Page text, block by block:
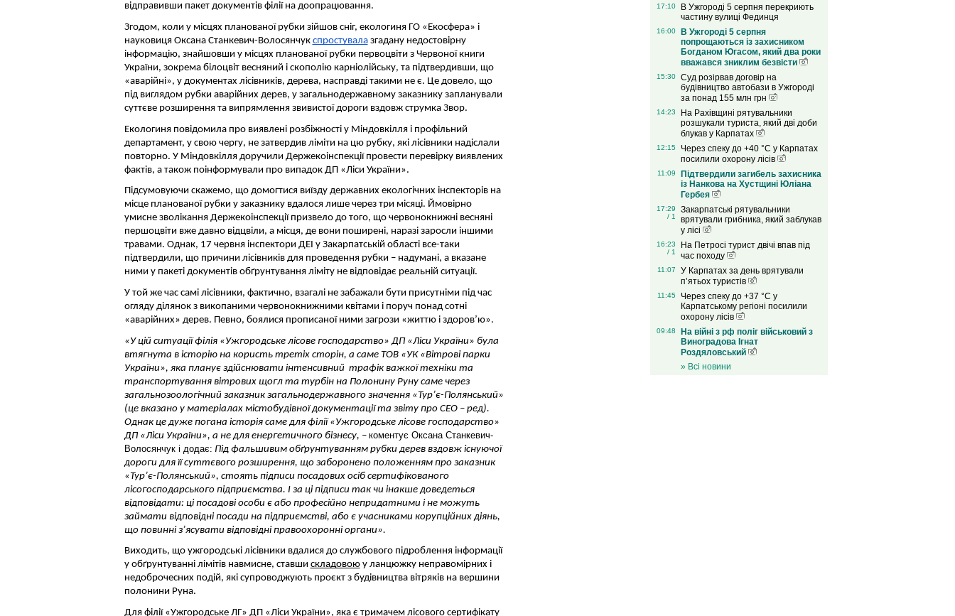
відправивши пакет документів філії на доопрацювання.
Згодом, коли у місцях планованої рубки зійшов сніг, екологиня ГО «Екосфера» і
науковиця Оксана Станкевич-Волосянчук спростувалазгадану недостовірну
інформацію, знайшовши у місцях планованої рубки первоцвіти з Червоної книги
України, зокрема білоцвіт весняний і скополію карніолійську, та підтвердивши, що
«аварійні», у документах лісівників, дерева, насправді такими не є. Це довело, що
під виглядом рубки аварійних дерев, у загальнодержавному заказнику запланували
суттєве розширення та випрямлення звивистої дороги вздовж струмка Звор.
Екологиня повідомила про виявлені розбіжності у Міндовкілля і профільний
департамент, у свою чергу, не затвердив ліміти на цю рубку, які лісівники надіслали
повторно. У Міндовкілля доручили Держекоінспекції провести перевірку виявлених
фактів, а також поінформували про випадок ДП «Ліси України».
Підсумовуючи скажемо, що домогтися виїзду державних екологічних інспекторів на
місце планованої рубки у заказнику вдалося лише через три місяці. Ймовірно
умисне зволікання Держекоінспекції призвело до того, що червонокнижні весняні
першоцвіти вже давно відцвіли, а місця, де вони поширені, наразі заросли іншими
травами. Однак, 17 червня інспектори ДЕІ у Закарпатській області все-таки
підтвердили, що причини лісівників для проведення рубки – надумані, а вказане
ними у пакеті документів обґрунтування ліміту не відповідає реальній ситуації.
У той же час самі лісівники, фактично, взагалі не забажали бути присутніми під час
огляду ділянок з викопаними червонокнижними квітами і поруч понад сотні
«аварійних» дерев. Певно, боялися прописаної ними загрози «життю і здоров’ю».
«У цій ситуації філія «Ужгородське лісове господарство» ДП «Ліси України» була
втягнута в історію на користь третіх сторін, а саме ТОВ «УК «Вітрові парки
України», яка планує здійснювати інтенсивний трафік важкої техніки та
транспортування вітрових щогл та турбін на Полонину Руну саме через
загальнозоологічний заказник загальнодержавного значення «Тур’є-Полянський»
(це вказано у матеріалах містобудівної документації та звіту про СЕО –ред).
Однак це дуже погана історія саме для філії «Ужгородське лісове господарство»
ДП «Ліси України», а не для енергетичного бізнесу, – коментує Оксана Станкевич-
Волосянчук і додає: Під фальшивим обґрунтуванням рубки дерев вздовж існуючої
дороги для її суттєвого розширення, що заборонено положенням про заказник
«Тур’є-Полянський», стоять підписи посадових осіб сертифікованого
лісогосподарського підприємства. І за ці підписи так чи інакше доведеться
відповідати: ці посадові особи є або професійно непридатними і не можуть
займати відповідні посади на підприємстві, або є учасниками корупційних діянь,
що повинні з’ясувати відповідні правоохоронні органи».
Виходить, що ужгородські лісівники вдалися до службового підроблення інформації
у обґрунтуванні лімітів навмисне, ставши складовоюу ланцюжку неправомірних і
недоброчесних подій, які супроводжують проєкт з будівництва вітряків на вершини
полонини Руна.
Для філії «Ужгородське ЛГ» ДП «Ліси України», яка є тримачем лісового сертифікату
17:10
В Ужгороді 5 серпня перекриють
частину вулиці Фединця
16:00
В Ужгороді 5 серпня
попрощаються із захисником
Богданом Югасом, який два роки
вважався зниклим безвісти
15:30
Суд розірвав договір на
будівництво автобази в Ужгороді
за понад 155 млн грн
14:23
На Рахівщині рятувальники
розшукали туриста, який дві доби
блукав у Карпатах
12:15
Через спеку до +40 °C у Карпатах
посилили охорону лісів
11:09
Підтвердили загибель захисника
із Нанкова на Хустщині Юліана
Гербея
17:29
/ 1
Закарпатські рятувальники
врятували грибника, який заблукав
у лісі
16:23
/ 1
На Петросі турист двічі впав під
час походу
11:07
У Карпатах за день врятували
п’ятьох туристів
11:45
Через спеку до +37 °C у
Карпатському регіоні посилили
охорону лісів
09:48
На війні з рф поліг військовий з
Виноградова Ігнат
Роздяловський
» Всі новини